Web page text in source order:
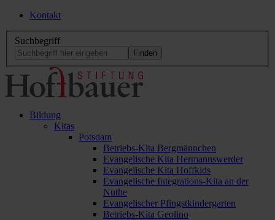
Kontakt
Suchbegriff
Bildung
Kitas
Potsdam
Betriebs-Kita Bergmännchen
Evangelische Kita Hermannswerder
Evangelische Kita Hoffkids
Evangelische Integrations-Kita an der
Nuthe
Evangelischer Pfingstkindergarten
Betriebs-Kita Geolino